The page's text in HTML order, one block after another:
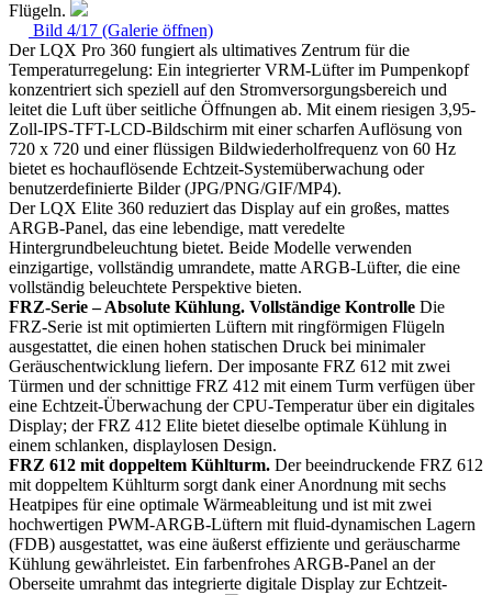
Flügeln.
Bild 4/17 (Galerie öffnen)
Der LQX Pro 360 fungiert als ultimatives Zentrum für die
Temperaturregelung: Ein integrierter VRM-Lüfter im Pumpenkopf
konzentriert sich speziell auf den Stromversorgungsbereich und
leitet die Luft über seitliche Öffnungen ab. Mit einem riesigen 3,95-
Zoll-IPS-TFT-LCD-Bildschirm mit einer scharfen Auflösung von
720 x 720 und einer flüssigen Bildwiederholfrequenz von 60 Hz
bietet es hochauflösende Echtzeit-Systemüberwachung oder
benutzerdefinierte Bilder (JPG/PNG/GIF/MP4).
Der LQX Elite 360 reduziert das Display auf ein großes, mattes
ARGB-Panel, das eine lebendige, matt veredelte
Hintergrundbeleuchtung bietet. Beide Modelle verwenden
einzigartige, vollständig umrandete, matte ARGB-Lüfter, die eine
vollständig beleuchtete Perspektive bieten.
FRZ-Serie – Absolute Kühlung. Vollständige Kontrolle Die
FRZ-Serie ist mit optimierten Lüftern mit ringförmigen Flügeln
ausgestattet, die einen hohen statischen Druck bei minimaler
Geräuschentwicklung liefern. Der imposante FRZ 612 mit zwei
Türmen und der schnittige FRZ 412 mit einem Turm verfügen über
eine Echtzeit-Überwachung der CPU-Temperatur über ein digitales
Display; der FRZ 412 Elite bietet dieselbe optimale Kühlung in
einem schlanken, displaylosen Design.
FRZ 612 mit doppeltem Kühlturm. Der beeindruckende FRZ 612
mit doppeltem Kühlturm sorgt dank einer Anordnung mit sechs
Heatpipes für eine optimale Wärmeableitung und ist mit zwei
hochwertigen PWM-ARGB-Lüftern mit fluid-dynamischen Lagern
(FDB) ausgestattet, was eine äußerst effiziente und geräuscharme
Kühlung gewährleistet. Ein farbenfrohes ARGB-Panel an der
Oberseite umrahmt das integrierte digitale Display zur Echtzeit-